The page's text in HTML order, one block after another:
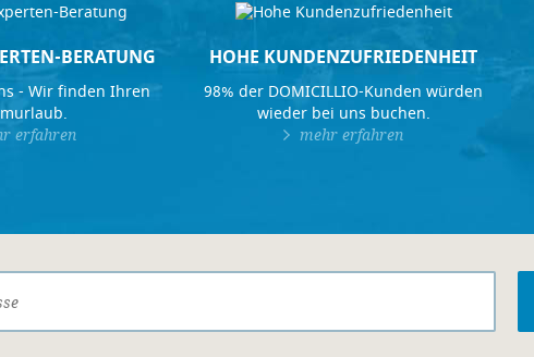
BERATUNG
- Wir finden Ihren
erfahren
HOHE KUNDENZUFRIEDENHEIT
98% der DOMICILLIO-Kunden würden
wieder bei uns buchen.
mehr erfahren